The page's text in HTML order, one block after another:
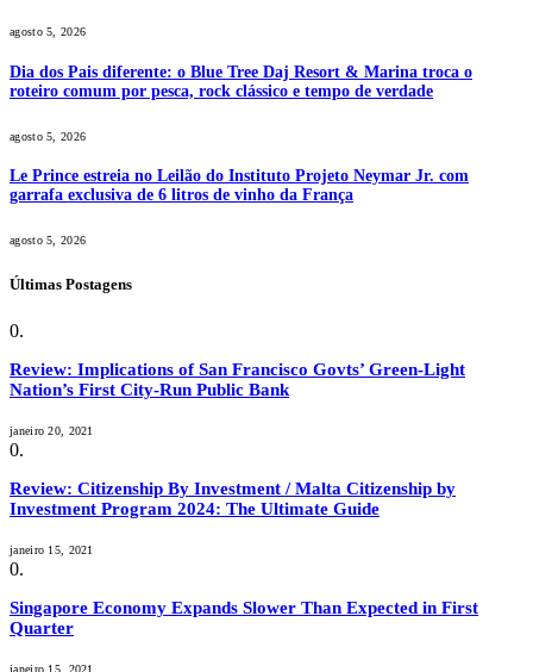
agosto 5, 2026
Dia dos Pais diferente: o Blue Tree Daj Resort & Marina troca o
roteiro comum por pesca, rock clássico e tempo de verdade
agosto 5, 2026
Le Prince estreia no Leilão do Instituto Projeto Neymar Jr. com
garrafa exclusiva de 6 litros de vinho da França
agosto 5, 2026
Últimas Postagens
Review: Implications of San Francisco Govts’ Green-Light
Nation’s First City-Run Public Bank
janeiro 20, 2021
Review: Citizenship By Investment / Malta Citizenship by
Investment Program 2024: The Ultimate Guide
janeiro 15, 2021
Singapore Economy Expands Slower Than Expected in First
Quarter
janeiro 15, 2021